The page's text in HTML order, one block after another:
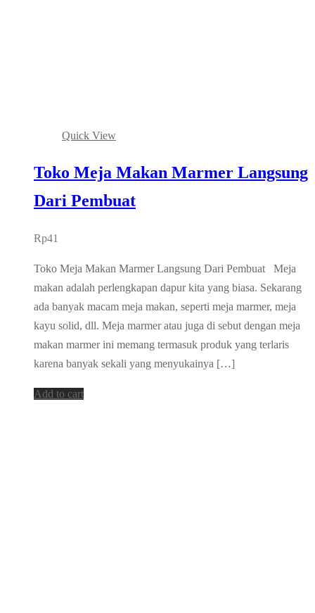
Quick View
Toko Meja Makan Marmer Langsung
Dari Pembuat
Rp41
Toko Meja Makan Marmer Langsung Dari Pembuat Meja
makan adalah perlengkapan dapur kita yang biasa. Sekarang
ada banyak macam meja makan, seperti meja marmer, meja
kayu solid, dll. Meja marmer atau juga di sebut dengan meja
makan marmer ini memang termasuk produk yang terlaris
karena banyak sekali yang menyukainya […]
Add to cart